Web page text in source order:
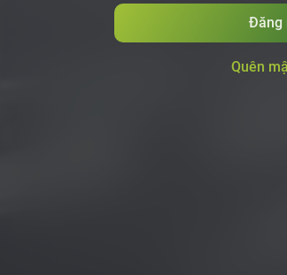
Đăng
Quên